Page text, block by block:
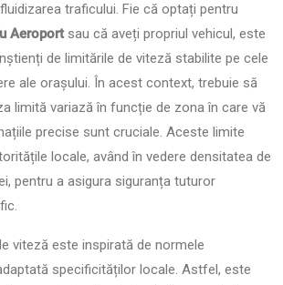
traficului. Fie că optați pentru
Aeroportsau că aveți propriul vehicul, este
de limitările de viteză stabilite pe cele
ale orașului. În acest context, trebuie să
limită variază în funcție de zona în care vă
precise sunt cruciale. Aceste limite
locale, având în vedere densitatea de
pentru a asigura siguranța tuturor
viteză este inspirată de normele
specificităților locale. Astfel, este